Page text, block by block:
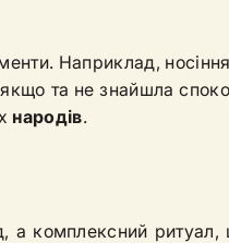
Наприклад,
та не знайшла
народів.
а комплексний